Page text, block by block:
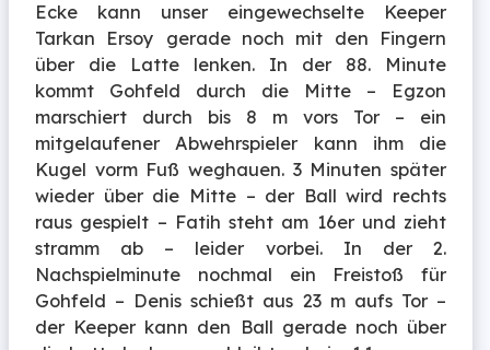
Ecke kann unser eingewechselte Keeper
Tarkan Ersoy gerade noch mit den Fingern
über die Latte lenken. In der 88. Minute
kommt Gohfeld durch die Mitte – Egzon
marschiert durch bis 8 m vors Tor – ein
mitgelaufener Abwehrspieler kann ihm die
Kugel vorm Fuß weghauen. 3 Minuten später
wieder über die Mitte – der Ball wird rechts
raus gespielt – Fatih steht am 16er und zieht
stramm ab – leider vorbei. In der 2.
Nachspielminute nochmal ein Freistoß für
Gohfeld – Denis schießt aus 23 m aufs Tor –
der Keeper kann den Ball gerade noch über